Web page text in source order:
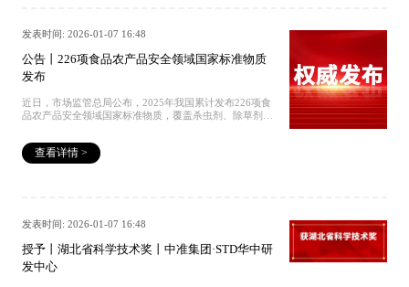
准物质的统一定级管理路径，为国内外企业营造了公平、
团已建立起显著的优势壁垒。已完成核心资质认证，旗下
研发中心成为国内业界首家获得 CNAS 17034（标准物质
生产者能力）与 CNAS 17025（检测和校准实验室能力）
双认证的主体，认可结果与全球80多个主要国家/地区实现
互认，真正做到“一张证书，全球通行”。践行主体责任，
超越“批批定值、批批检验”新《办法》第十一条明确规
书，并保证技术指标不低于原定级要求。同时，通过设立
五年有效期的定级证书制度，进一步压实获证机构在生产
仅对每一批出厂产品实施严于法规要求的全项检验，更实
套检验证书。集团已全面通过 ISO 9001 等系列管理体系
认证，推动质量管理工作实现系统化、标准化闭环，这与
新《办法》强化全链条质量监管的要求高度呼应。以下是
的儿童用药品、罕见病治疗用药品给予市场独占期，对含
有新型化学成份的药品等进行数据保护。细化药品上市许
可持有人的责任。二是加强药品生产管理。严格药品委托
生产管理，压实委托生产时药品上市许可持有人的责任，
明确可以委托分段生产药品的情形。明确中药饮片、中药
用。完善药品网络销售管理制度，压实药品网络交易第三
方平台提供者责任。加强医疗机构药事管理，保障使用环
机构制剂调剂使用条件和程序，支持配制儿童用医疗机构
制剂，满足儿童患者用药需求。四是严格药品安全监管。
证 权威发布丨《中国药典》2025年版征订中 捐赠｜中国
成功举行 获批丨中央引导地方科技发展项目丨中国标准药
物·STD华中研发中心 全国标准样品技术委员会秘书长徐
大军一行应邀调研中国标准药物·华中研发中心
发表时间: 2026-01-07 16:48
公告丨226项食品农产品安全领域国家标准物质
发布
近日，市场监管总局公布，2025年我国累计发布226项食
品农产品安全领域国家标准物质，覆盖杀虫剂、除草剂、
提供法定计量支撑，强化食品农产品安全检测技术基础。
中准集团·STD华中研发中心针对性构建完善的药物标准物
认证丨STD成为行业第一和领域唯一丨CNAS17034与
17025双认证 权威发布丨《中国药典》2025年版征订中 捐
赠｜中国标准药物集团向香港中文大学（深圳）捐赠协议
签署仪式成功举行 获批丨中央引导地方科技发展项目丨中
国标准药物·STD华中研发中心 全国标准样品技术委员会
查看详情 >
发表时间: 2026-01-07 16:48
授予丨湖北省科学技术奖丨中准集团·STD华中研
发中心